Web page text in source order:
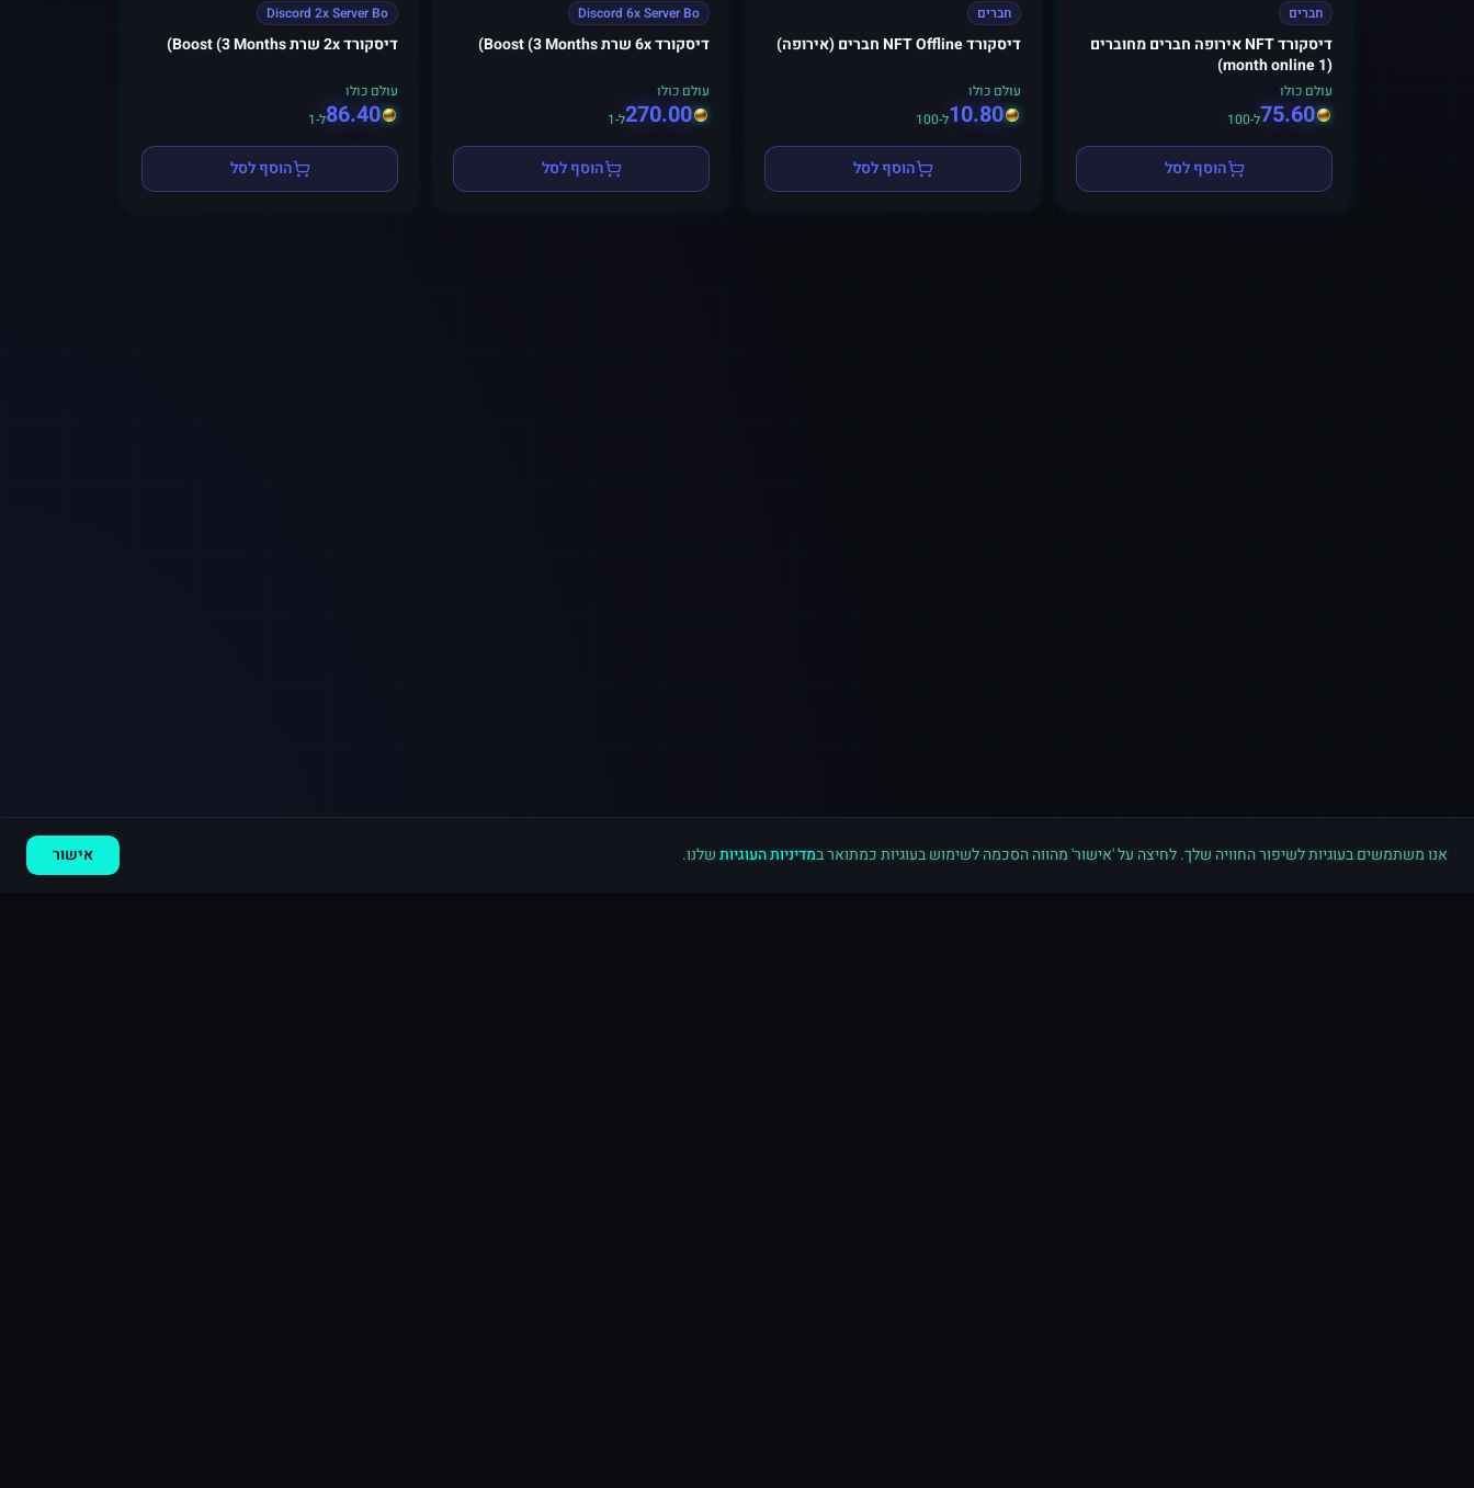
חברים
דיסקורד NFT אירופה חברים מחוברים
(1 month online)
עולם כולו
75.60ל-100
הוסף לסל
חברים
דיסקורד NFT Offline חברים (אירופה)
עולם כולו
10.80ל-100
הוסף לסל
Discord 6x Server Bo
דיסקורד 6x שרת Boost (3 Months)
עולם כולו
270.00ל-1
הוסף לסל
Discord 2x Server Bo
דיסקורד 2x שרת Boost (3 Months)
עולם כולו
86.40ל-1
הוסף לסל
אנו משתמשים בעוגיות לשיפור החוויה שלך. לחיצה על 'אישור' מהווה הסכמה לשימוש בעוגיות כמתואר במדיניות העוגיותשלנו. אישור